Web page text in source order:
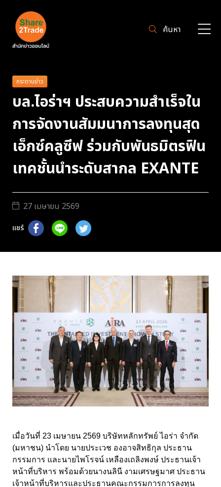
ค้นหา
กระดานข่าว
บล.ไอร่าฯ ประสบความสำเร็จใน
การจัดงานสัมมนาการลงทุนสุด
เอ็กซ์คลูซีฟ ร่วมกับพันธมิตรฟิน
เทคชั้นนำระดับสากล EXANTE
27 เมษายน 2569
แชร์
เมื่อวันที่ 23 เมษายน 2569 บริษัทหลักทรัพย์ ไอร่า จำกัด
(มหาชน) นำโดย นายประเวช องอาจสิทธิกุล ประธาน
กรรมการ และนายไพโรจน์ เหลืองเถลิงพงษ์ ประธานเจ้า
หน้าที่บริหาร พร้อมด้วยนางนลินี งามเศรษฐมาศ ประธาน
เจ้าหน้าที่บริหารและประธานคณะกรรมการการลงทุน